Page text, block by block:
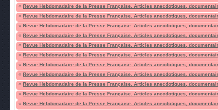
« Revue Hebdomadaire de la Presse Française. Articles anecdotiques,
« Revue Hebdomadaire de la Presse Française. Articles anecdotiques,
« Revue Hebdomadaire de la Presse Française. Articles anecdotiques,
« Revue Hebdomadaire de la Presse Française. Articles anecdotiques,
« Revue Hebdomadaire de la Presse Française. Articles anecdotiques,
« Revue Hebdomadaire de la Presse Française. Articles anecdotiques,
« Revue Hebdomadaire de la Presse Française. Articles anecdotiques,
« Revue Hebdomadaire de la Presse Française. Articles anecdotiques,
« Revue Hebdomadaire de la Presse Française. Articles anecdotiques,
« Revue Hebdomadaire de la Presse Française. Articles anecdotiques,
« Revue Hebdomadaire de la Presse Française. Articles anecdotiques,